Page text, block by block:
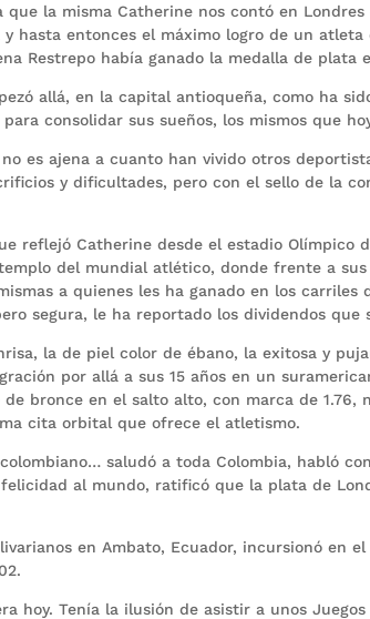
que la misma Catherine nos contó en
hasta entonces el máximo logro de un
Restrepo había ganado la medalla de plata
allá, en la capital antioqueña, como ha
consolidar sus sueños, los mismos que
es ajena a cuanto han vivido otros
y dificultades, pero con el sello de la
reflejó Catherine desde el estadio Olímpico
del mundial atlético, donde frente a sus
a quienes les ha ganado en los
segura, le ha reportado los dividendos que
la de piel color de ébano, la exitosa y
por allá a sus 15 años en un
bronce en el salto alto, con marca de 1.76,
cita orbital que ofrece el atletismo.
saludó a toda Colombia, habló
al mundo, ratificó que la plata de
en Ambato, Ecuador, incursionó en
hoy. Tenía la ilusión de asistir a unos